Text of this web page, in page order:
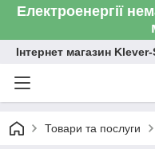
Електроенергії
Інтернет магазин
Товари та послуги